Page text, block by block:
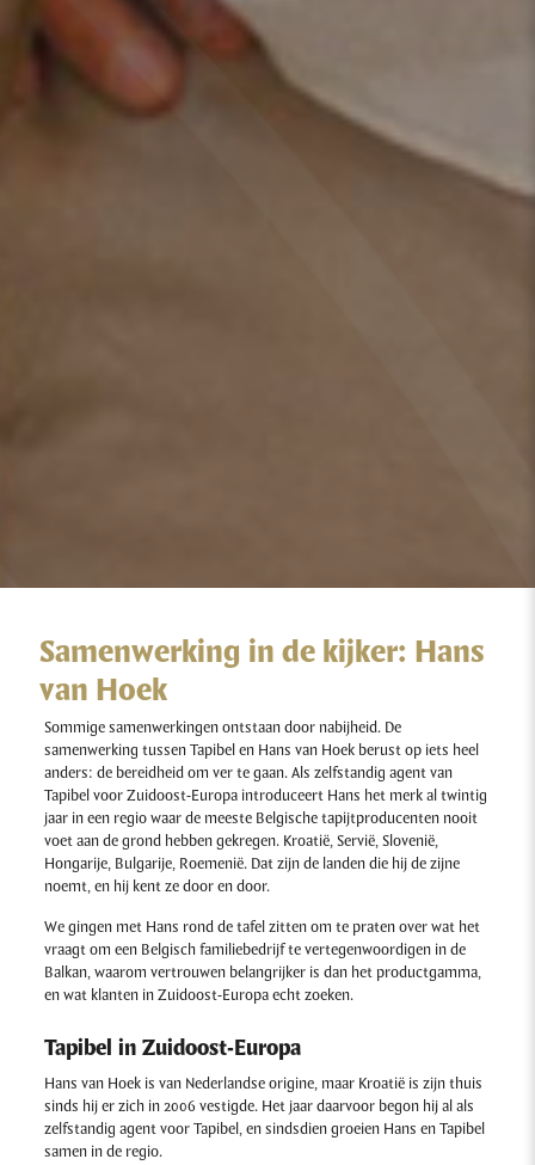
Samenwerking in de kijker: Hans
van Hoek
Sommige samenwerkingen ontstaan door nabijheid. De
samenwerking tussen Tapibel en Hans van Hoek berust op iets heel
anders: de bereidheid om ver te gaan. Als zelfstandig agent van
Tapibel voor Zuidoost-Europa introduceert Hans het merk al twintig
jaar in een regio waar de meeste Belgische tapijtproducenten nooit
voet aan de grond hebben gekregen. Kroatië, Servië, Slovenië,
Hongarije, Bulgarije, Roemenië. Dat zijn de landen die hij de zijne
noemt, en hij kent ze door en door.
We gingen met Hans rond de tafel zitten om te praten over wat het
vraagt om een Belgisch familiebedrijf te vertegenwoordigen in de
Balkan, waarom vertrouwen belangrijker is dan het productgamma,
en wat klanten in Zuidoost-Europa echt zoeken.
Tapibel in Zuidoost-Europa
Hans van Hoek is van Nederlandse origine, maar Kroatië is zijn thuis
sinds hij er zich in 2006 vestigde. Het jaar daarvoor begon hij al als
zelfstandig agent voor Tapibel, en sindsdien groeien Hans en Tapibel
samen in de regio.